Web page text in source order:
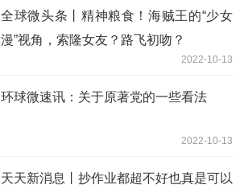
全球微头条丨精神粮食！海贼王的“少女
漫”视角，索隆女友？路飞初吻？
2022-10-13
环球微速讯：关于原著党的一些看法
2022-10-13
天天新消息丨抄作业都超不好也真是可以